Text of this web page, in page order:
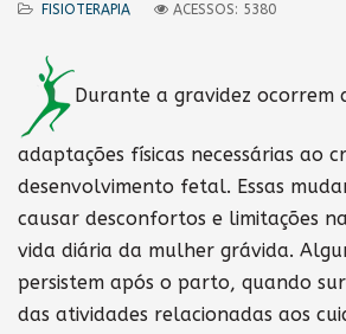
FISIOTERAPIA ACESSOS: 5380
Durante a gravidez ocorrem
adaptações físicas necessárias ao
desenvolvimento fetal. Essas
causar desconfortos e limitações
vida diária da mulher grávida.
persistem após o parto, quando
das atividades relacionadas aos